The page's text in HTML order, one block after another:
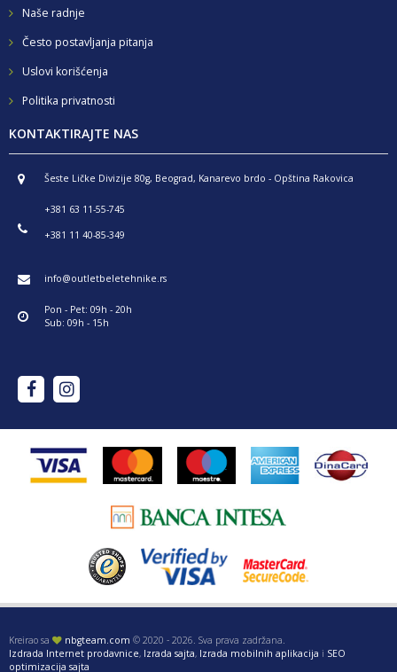
Naše radnje
Često postavljanja pitanja
Uslovi korišćenja
Politika privatnosti
KONTAKTIRAJTE NAS
Šeste Ličke Divizije 80g, Beograd, Kanarevo brdo - Opština Rakovica
+381 63 11-55-745
+381 11 40-85-349
info@outletbeletehnike.rs
Pon - Pet: 09h - 20h
Sub: 09h - 15h
Kreirao sa nbgteam.com © 2020 - 2026. Sva prava zadržana.
Izdrada Internet prodavnice, Izrada sajta, Izrada mobilnih aplikacija i SEO
optimizacija sajta